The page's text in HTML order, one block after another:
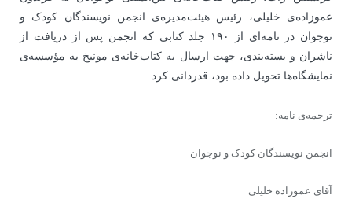
عموزاده‌ی خلیلی، رئیس هیئت‌مدیره‌ی انجمن نویسندگان کودک و
نوجوان در نامه‌ای از ۱۹۰ جلد کتابی که انجمن پس از دریافت از
ناشران و بسته‌بندی، جهت ارسال به کتاب‌خانه‌ی مونیخ به مؤسسه‌ی
نمایشگاه‌ها تحویل داده بود، قدردانی کرد.
ترجمه‌ی نامه:
انجمن نویسندگان کودک و نوجوان
آقای عموزاده خلیلی